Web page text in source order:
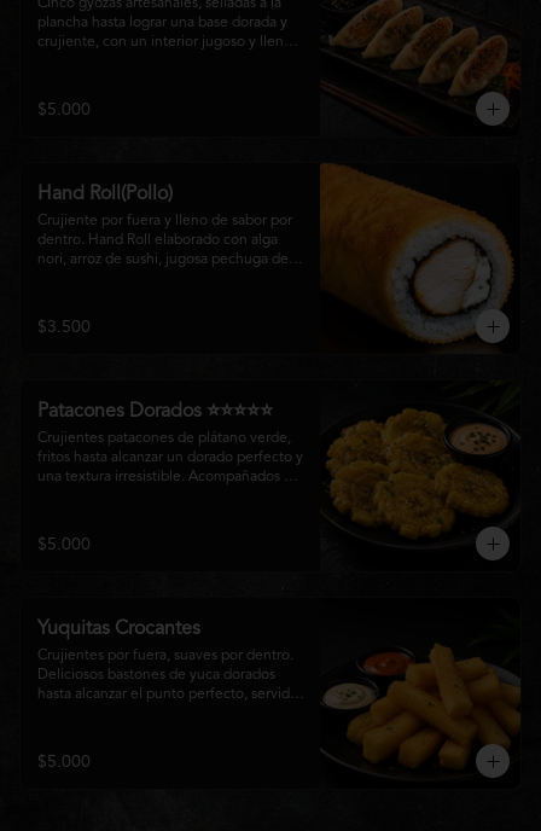
Cinco gyozas artesanales, selladas a la
plancha hasta lograr una base dorada y
crujiente, con un interior jugoso y lleno
perfecto entre tradición japonesa y la
esencia de la cocina nikkei, ideales para
$5.000
Hand Roll(Pollo)
Crujiente por fuera y lleno de sabor por
dentro. Hand Roll elaborado con alga
nori, arroz de sushi, jugosa pechuga de
combinación perfecta de textura y
cremosidad que convierte este clásico en
$3.500
Patacones Dorados ⭐⭐⭐⭐⭐
Crujientes patacones de plátano verde,
fritos hasta alcanzar un dorado perfecto y
una textura irresistible. Acompañados de
disfrutar como entrada con el auténtico
sabor de la cocina nikkei.
$5.000
Yuquitas Crocantes
Crujientes por fuera, suaves por dentro.
Deliciosos bastones de yuca dorados
hasta alcanzar el punto perfecto, servidos
compartir o complementar cualquier
experiencia Matsumoto Nikkei.
$5.000